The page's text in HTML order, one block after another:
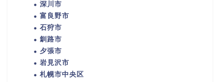
深川市
富良野市
石狩市
釧路市
夕張市
岩見沢市
札幌市中央区